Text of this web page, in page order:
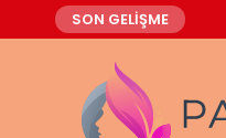
SON GELİŞME